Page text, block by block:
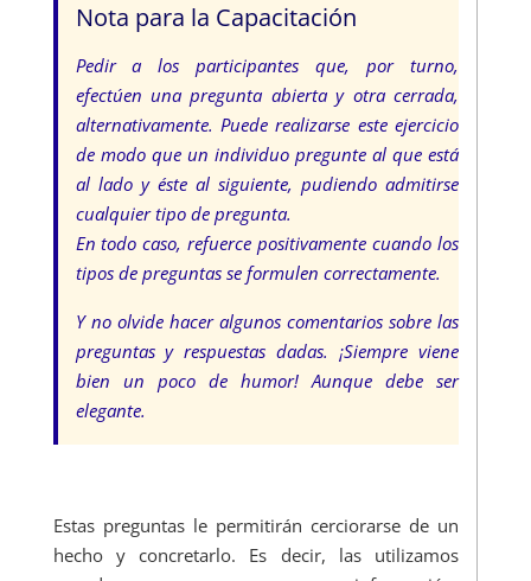
Nota para la Capacitación
Pedir a los participantes que, por turno,
efectúen una pregunta abierta y otra cerrada,
alternativamente. Puede realizarse este ejercicio
de modo que un individuo pregunte al que está
al lado y éste al siguiente, pudiendo admitirse
cualquier tipo de pregunta.
En todo caso, refuerce positivamente cuando los
tipos de preguntas se formulen correctamente.
Y no olvide hacer algunos comentarios sobre las
preguntas y respuestas dadas. ¡Siempre viene
bien un poco de humor! Aunque debe ser
elegante.
Estas preguntas le permitirán cerciorarse de un
hecho y concretarlo. Es decir, las utilizamos